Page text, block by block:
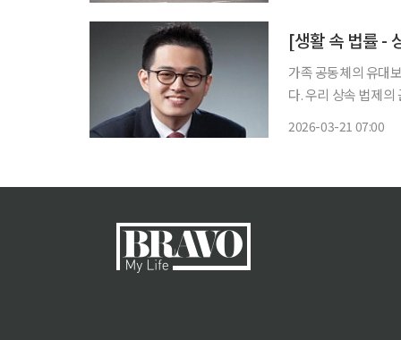
[생활 속 법률 -
가족 공동체의 유대
다. 우리 상속 법제
2026-03-21 07:00